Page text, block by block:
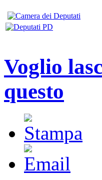
Voglio
questo